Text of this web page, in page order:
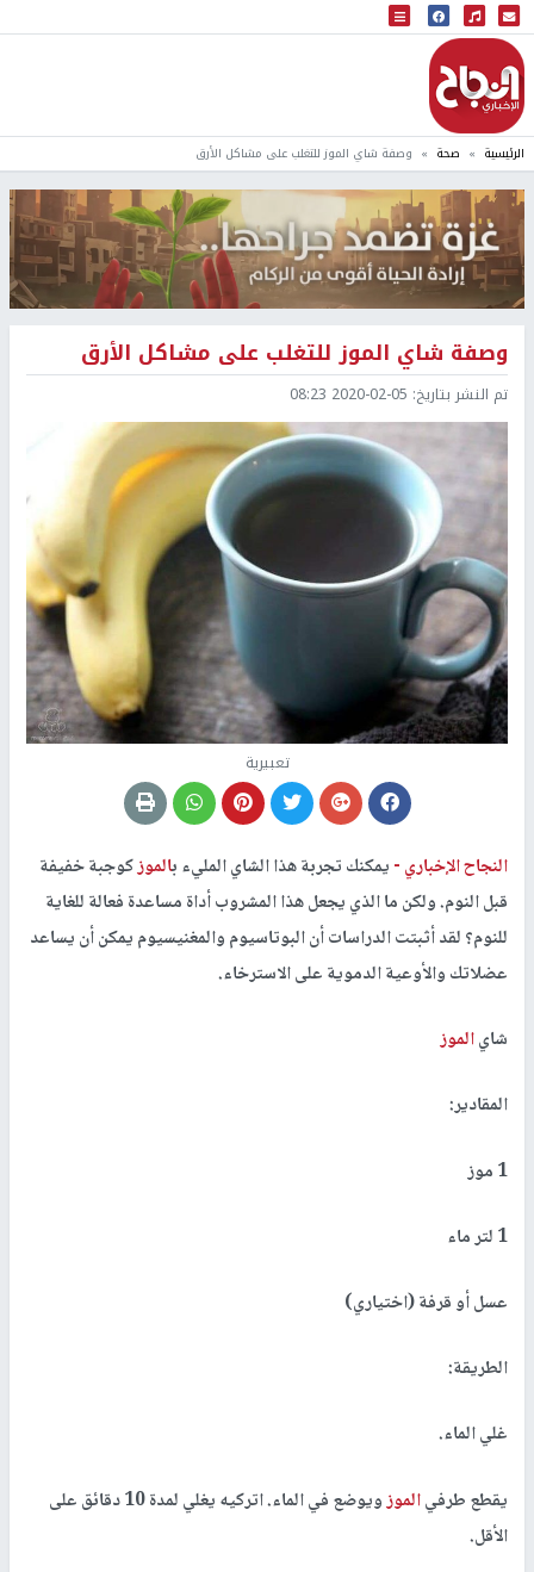
البث المباشر
إذاعة النجاح
الرئيسية صحة وصفة شاي الموز للتغلب على مشاكل الأرق
وصفة شاي الموز للتغلب على مشاكل الأرق
تم النشر بتاريخ: 2020-02-05 08:23
تعبيرية
النجاح الإخباري -يمكنك تجربة هذا الشاي المليء بالموزكوجبة خفيفة
قبل النوم. ولكن ما الذي يجعل هذا المشروب أداة مساعدة فعالة للغاية
للنوم؟ لقد أثبتت الدراسات أن البوتاسيوم والمغنيسيوم يمكن أن يساعد
عضلاتك والأوعية الدموية على الاسترخاء.
شايالموز
المقادير:
1 موز
1 لتر ماء
عسل أو قرفة (اختياري)
الطريقة:
غلي الماء.
يقطع طرفيالموز
ويوضع في الماء. اتركيه يغلي لمدة 10 دقائق على
الأقل.